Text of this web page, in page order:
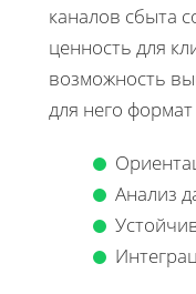
каналов сбыта
ценность для
возможность
для него
Анализ